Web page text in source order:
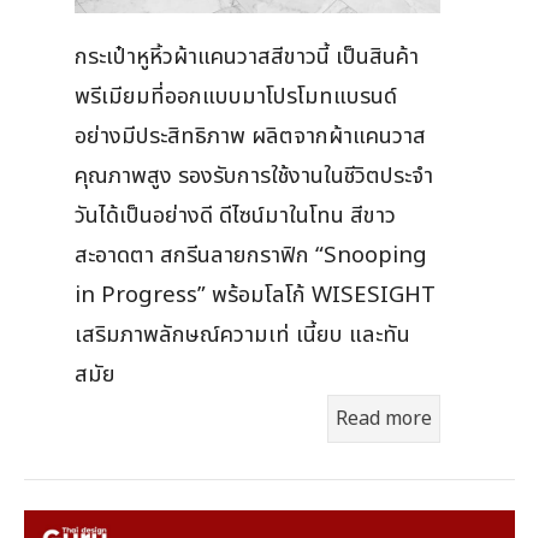
กระเป๋าหูหิ้วผ้าแคนวาสสีขาวนี้ เป็นสินค้า
พรีเมียมที่ออกแบบมาโปรโมทแบรนด์
อย่างมีประสิทธิภาพ ผลิตจากผ้าแคนวาส
คุณภาพสูง รองรับการใช้งานในชีวิตประจำ
วันได้เป็นอย่างดี ดีไซน์มาในโทน สีขาว
สะอาดตา สกรีนลายกราฟิก “Snooping
in Progress” พร้อมโลโก้ WISESIGHT
เสริมภาพลักษณ์ความเท่ เนี้ยบ และทัน
สมัย
Read more